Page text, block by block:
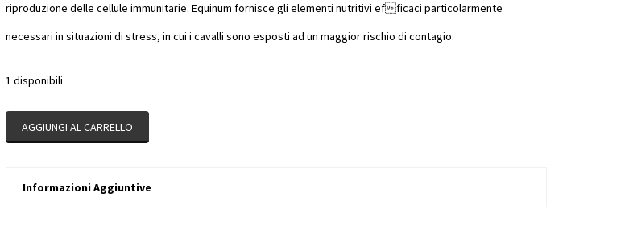
riproduzione delle cellule immunitarie. Equinum fornisce gli elementi nutritivi efficaci particolarmente
necessari in situazioni di stress, in cui i cavalli sono esposti ad un maggior rischio di contagio.
1 disponibili
AGGIUNGI AL CARRELLO
Informazioni Aggiuntive